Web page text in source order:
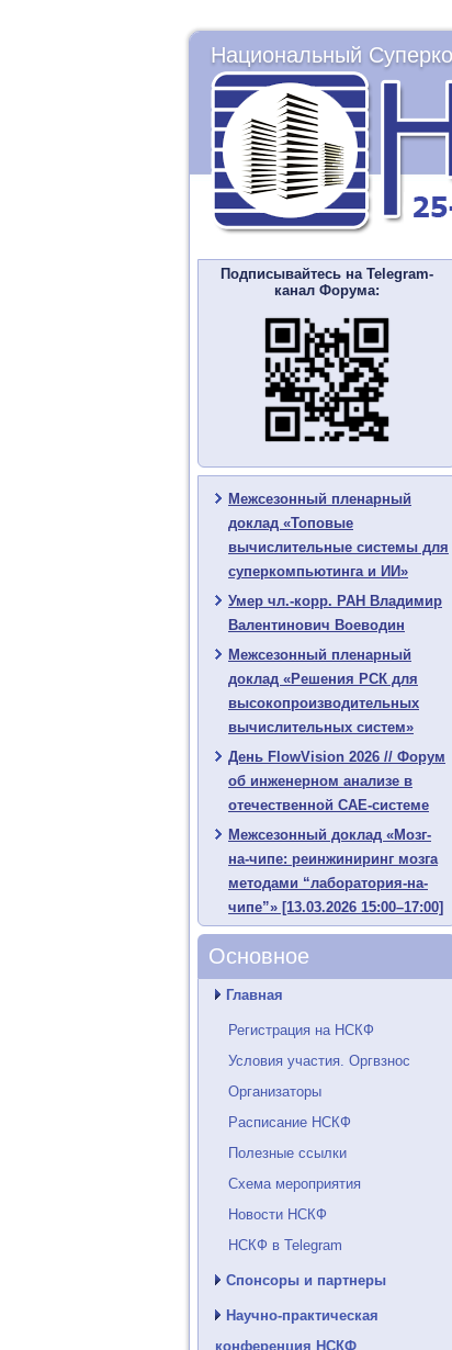
Национальный
Подписывайтесь на Telegram-
канал Форума:
Межсезонный пленарный
доклад «Топовые
вычислительные системы для
суперкомпьютинга и ИИ»
Умер чл.-корр. РАН Владимир
Валентинович Воеводин
Межсезонный пленарный
доклад «Решения РСК для
высокопроизводительных
вычислительных систем»
День FlowVision 2026 // Форум
об инженерном анализе в
отечественной CAE-системе
Межсезонный доклад «Мозг-
на-чипе: реинжиниринг мозга
методами “лаборатория-на-
чипе”» [13.03.2026 15:00–17:00]
Основное
Главная
Регистрация на НСКФ
Условия участия. Оргвзнос
Организаторы
Расписание НСКФ
Полезные ссылки
Схема мероприятия
Новости НСКФ
НСКФ в Telegram
Спонсоры и партнеры
Научно-практическая
конференция НСКФ